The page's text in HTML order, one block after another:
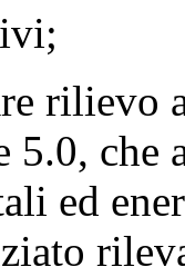
5.0, che
ed